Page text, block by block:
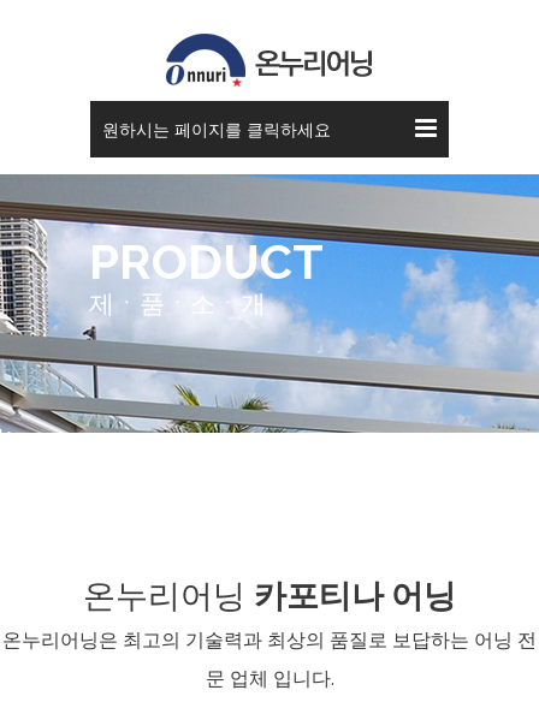
원하시는 페이지를 클릭하세요
PRODUCT
제ㆍ품ㆍ소ㆍ개
온누리어닝 카포티나 어닝
온누리어닝은 최고의 기술력과 최상의 품질로 보답하는 어닝 전
문 업체 입니다.